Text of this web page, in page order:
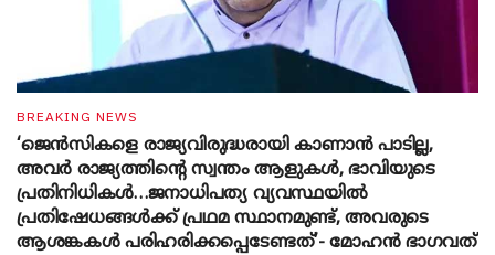
BREAKING NEWS
‘ജെൻസികളെ രാജ്യവിരുദ്ധരായി കാണാൻ പാടില്ല,
അവർ രാജ്യത്തിന്റെ സ്വന്തം ആളുകൾ, ഭാവിയുടെ
പ്രതിനിധികൾ…ജനാധിപത്യ വ്യവസ്ഥയിൽ
പ്രതിഷേധങ്ങൾക്ക് പ്രഥമ സ്ഥാനമുണ്ട്, അവരുടെ
ആശങ്കകൾ പരിഹരിക്കപ്പെടേണ്ടത്’- മോഹൻ ഭാ​ഗവത്